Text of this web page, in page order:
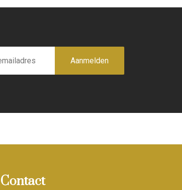
Aanmelden
Contact